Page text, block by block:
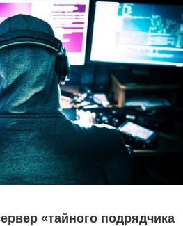
«тайного подрядчика